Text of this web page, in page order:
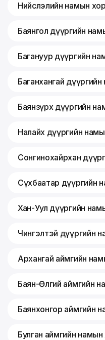
Нийслэлийн намын
Баянгол дүүргийн
Багануур дүүргийн
Баганхангай
Баянзүрх дүүргийн
Налайх дүүргийн
Сонгинохайрхан
Сүхбаатар дүүргийн
Хан-Уул дүүргийн
Чингэлтэй дүүргийн
Архангай аймгийн
Баян-Өлгий аймгийн
Баянхонгор аймгийн
Булган аймгийн